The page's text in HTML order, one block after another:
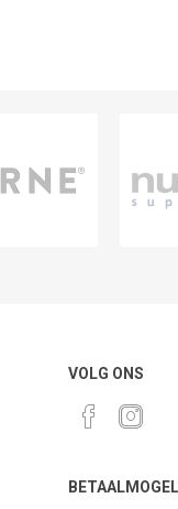
VOLG ONS